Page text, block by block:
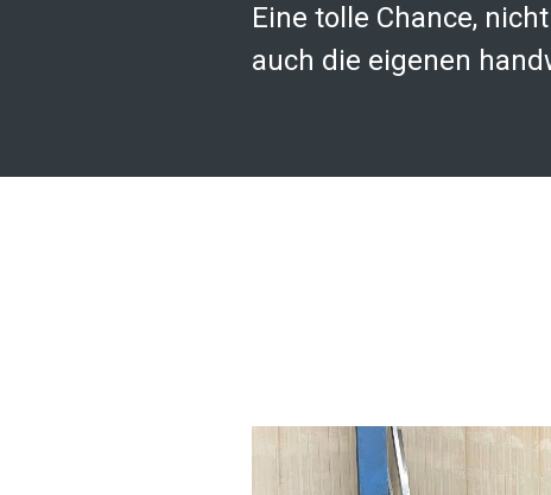
Eine tolle Chance,
auch die eigenen